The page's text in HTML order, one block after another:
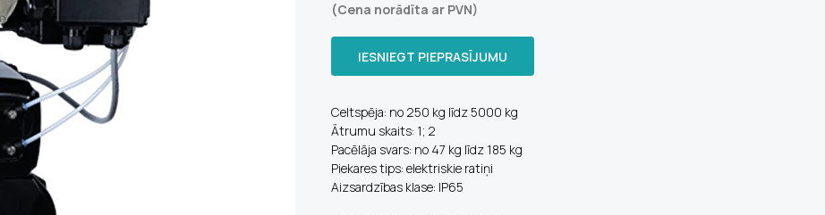
(Cena norādīta ar PVN)
IESNIEGT PIEPRASĪJUMU
Celtspēja: no 250 kg līdz 5000 kg
Ātrumu skaits: 1; 2
Pacēlāja svars: no 47 kg līdz 185 kg
Piekares tips: elektriskie ratiņi
Aizsardzības klase: IP65